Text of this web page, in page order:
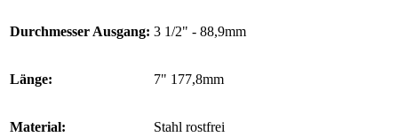
Durchmesser Ausgang: 3 1/2" - 88,9mm
Länge: 7" 177,8mm
Material: Stahl rostfrei